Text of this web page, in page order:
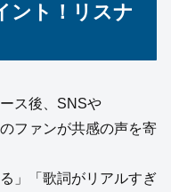
ント！リスナ
ス後、SNSや
ファンが共感の声を寄
」「歌詞がリアルすぎ